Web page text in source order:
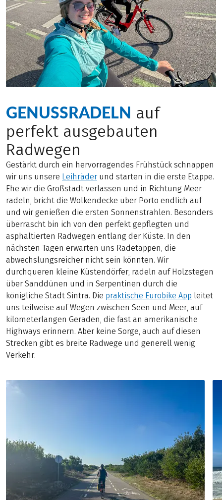
GENUSSRADELN auf
perfekt ausgebauten
Radwegen
Gestärkt durch ein hervorragendes Frühstück schnappen
wir uns unsere Leihräder und starten in die erste Etappe.
Ehe wir die Großstadt verlassen und in Richtung Meer
radeln, bricht die Wolkendecke über Porto endlich auf
und wir genießen die ersten Sonnenstrahlen. Besonders
überrascht bin ich von den perfekt gepflegten und
asphaltierten Radwegen entlang der Küste. In den
nächsten Tagen erwarten uns Radetappen, die
abwechslungsreicher nicht sein könnten. Wir
durchqueren kleine Küstendörfer, radeln auf Holzstegen
über Sanddünen und in Serpentinen durch die
königliche Stadt Sintra. Die praktische Eurobike App leitet
uns teilweise auf Wegen zwischen Seen und Meer, auf
kilometerlangen Geraden, die fast an amerikanische
Highways erinnern. Aber keine Sorge, auch auf diesen
Strecken gibt es breite Radwege und generell wenig
Verkehr.